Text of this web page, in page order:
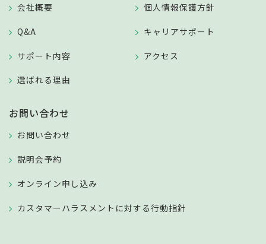
会社概要
Q&A
サポート内容
選ばれる理由
個人情報保護方針
キャリアサポート
アクセス
お問い合わせ
お問い合わせ
説明会予約
オンライン申し込み
カスタマーハラスメントに対する行動指針